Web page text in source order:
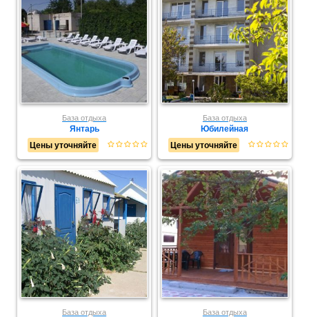
База отдыха
Янтарь
Цены уточняйте
База отдыха
Юбилейная
Цены уточняйте
База отдыха База отдыха